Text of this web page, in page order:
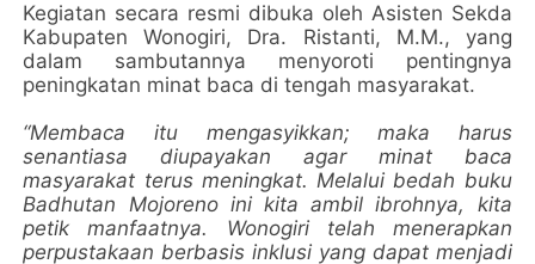
Kegiatan secara resmi dibuka oleh Asisten Sekda
Kabupaten Wonogiri, Dra. Ristanti, M.M., yang
dalam sambutannya menyoroti pentingnya
peningkatan minat baca di tengah masyarakat.
“Membaca itu mengasyikkan; maka harus
senantiasa diupayakan agar minat baca
masyarakat terus meningkat. Melalui bedah buku
Badhutan Mojoreno ini kita ambil ibrohnya, kita
petik manfaatnya. Wonogiri telah menerapkan
perpustakaan berbasis inklusi yang dapat menjadi